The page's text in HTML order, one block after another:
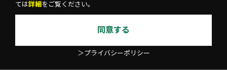
ては詳細 をご覧ください。
同意する
＞プライバシーポリシー